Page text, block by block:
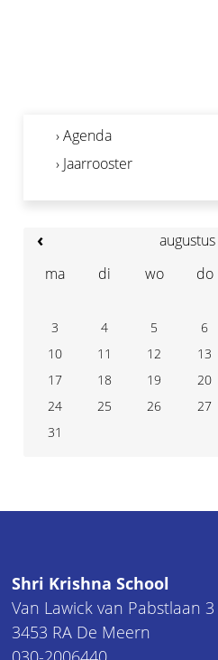
› Agenda
› Jaarrooster
‹
ma
di wo do
3
4 5 6
10
11 12 13
17
18 19 20
24
25 26 27
31
Shri Krishna School
Van Lawick van Pabstlaan 3
3453 RA De Meern